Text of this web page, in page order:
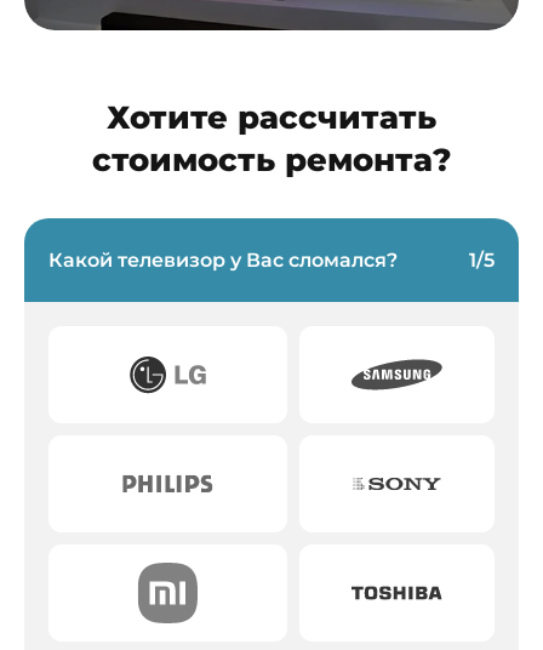
Хотите рассчитать
стоимость ремонта?
Какой телевизор у Вас сломался? 1/5